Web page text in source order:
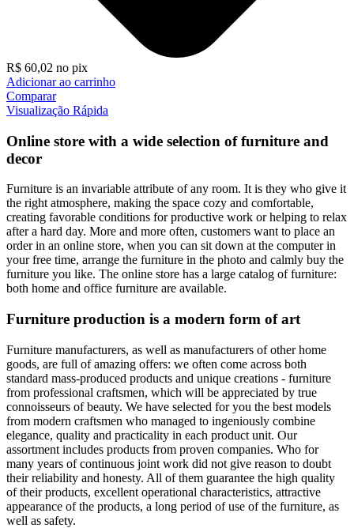
R$ 60,02 no pix
Adicionar ao carrinho
Comparar
Visualização Rápida
Online store with a wide selection of furniture and
decor
Furniture is an invariable attribute of any room. It is they who give it
the right atmosphere, making the space cozy and comfortable,
creating favorable conditions for productive work or helping to relax
after a hard day. More and more often, customers want to place an
order in an online store, when you can sit down at the computer in
your free time, arrange the furniture in the photo and calmly buy the
furniture you like. The online store has a large catalog of furniture:
both home and office furniture are available.
Furniture production is a modern form of art
Furniture manufacturers, as well as manufacturers of other home
goods, are full of amazing offers: we often come across both
standard mass-produced products and unique creations - furniture
from professional craftsmen, which will be appreciated by true
connoisseurs of beauty. We have selected for you the best models
from modern craftsmen who managed to ingeniously combine
elegance, quality and practicality in each product unit. Our
assortment includes products from proven companies. Who for
many years of continuous joint work did not give reason to doubt
their reliability and honesty. All of them guarantee the high quality
of their products, excellent operational characteristics, attractive
appearance of the products, a long period of use of the furniture, as
well as safety.